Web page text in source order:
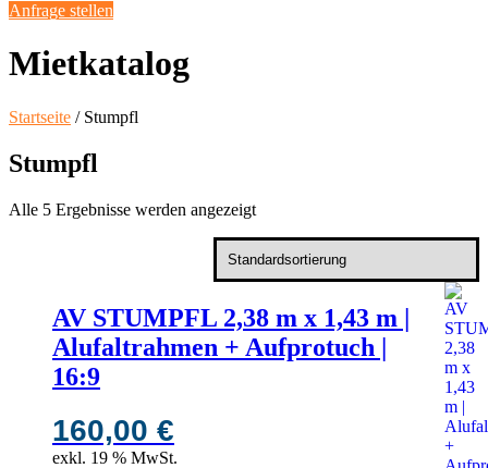
Anfrage stellen
Mietkatalog
Startseite / Stumpfl
Stumpfl
Alle 5 Ergebnisse werden angezeigt
AV STUMPFL 2,38 m x 1,43 m |
Alufaltrahmen + Aufprotuch |
16:9
160,00 €
exkl. 19 % MwSt.